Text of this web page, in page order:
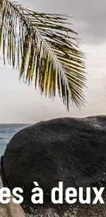
à deux